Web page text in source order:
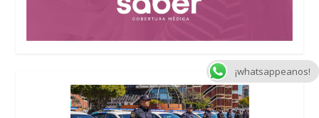
¡whatsappeanos!